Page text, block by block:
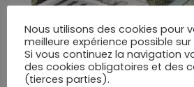
Nous utilisons des cookies pour
meilleure expérience possible
Si vous continuez la navigation
des cookies obligatoires et des
(tierces parties).